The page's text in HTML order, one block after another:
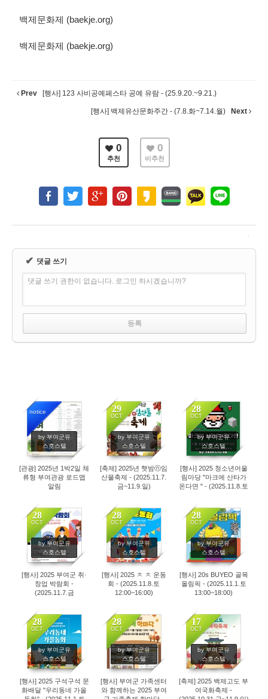
백제문화제 (baekje.org)
백제문화제 (baekje.org)
Prev [행사] 123 사비공예페스타 공예 유람 - (25.9.20.~9.21.)
[행사] 백제유산문화주간 - (7.8.화~7.14.월) Next
0
추천
0
비추천
✔ 댓글 쓰기
댓글 쓰기 권한이 없습니다. 로그인 하시겠습니까?
notice
by 부여군유
스호스텔
1550
[관광] 2025년 1박2일 체
류형 부여관광 로드맵
알림
29
OCT
by 부여군유
스호스텔
970
[축제] 2025년 햇밤ⓝ임
산물축제 - (2025.11.7.
금~11.9.일)
28
OCT
by 부여군유
스호스텔
918
[행사] 2025 청소년어울
림마당 "마크에 산타가
온다면 " - (2025.11.8.토
28
OCT
by 부여군유
스호스텔
1056
[행사] 2025 부여군 취·
창업 박람회 -
(2025.11.7.금
28
OCT
by 부여군유
스호스텔
860
[행사] 2025 ㅊ ㅊ 운동
회 - (2025.11.8.토
12:00~16:00)
28
OCT
by 부여군유
스호스텔
846
[행사] 20s BUYEO 골목
올림픽 - (2025.11.1.토
13:00~18:00)
28
OCT
by 부여군유
스호스텔
839
[행사] 2025 구석구석 문
화배달 "우리동네 가을
28
OCT
by 부여군유
스호스텔
868
[행사] 부여군 가족센터
와 함께하는 2025 부여
17
OCT
by 부여군유
스호스텔
1307
[축제] 2025 백제고도 부
여국화축제 -